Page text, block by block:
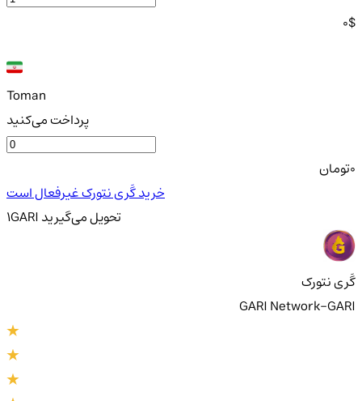
0$
Toman
پرداخت می‌کنید
تومان
خرید گَری نتورک غیرفعال است
1GARI تحویلمی‌گیرید
گَری نتورک
GARI Network-GARI